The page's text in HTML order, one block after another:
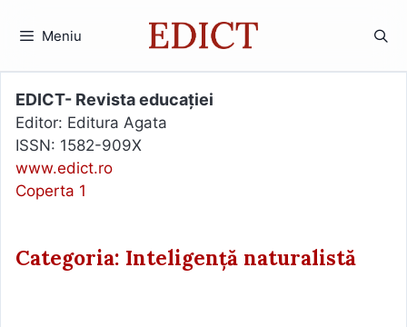
Meniu
EDICT- Revista educației
Editor: Editura Agata
ISSN: 1582-909X
www.edict.ro
Coperta 1
Categoria: Inteligență naturalistă